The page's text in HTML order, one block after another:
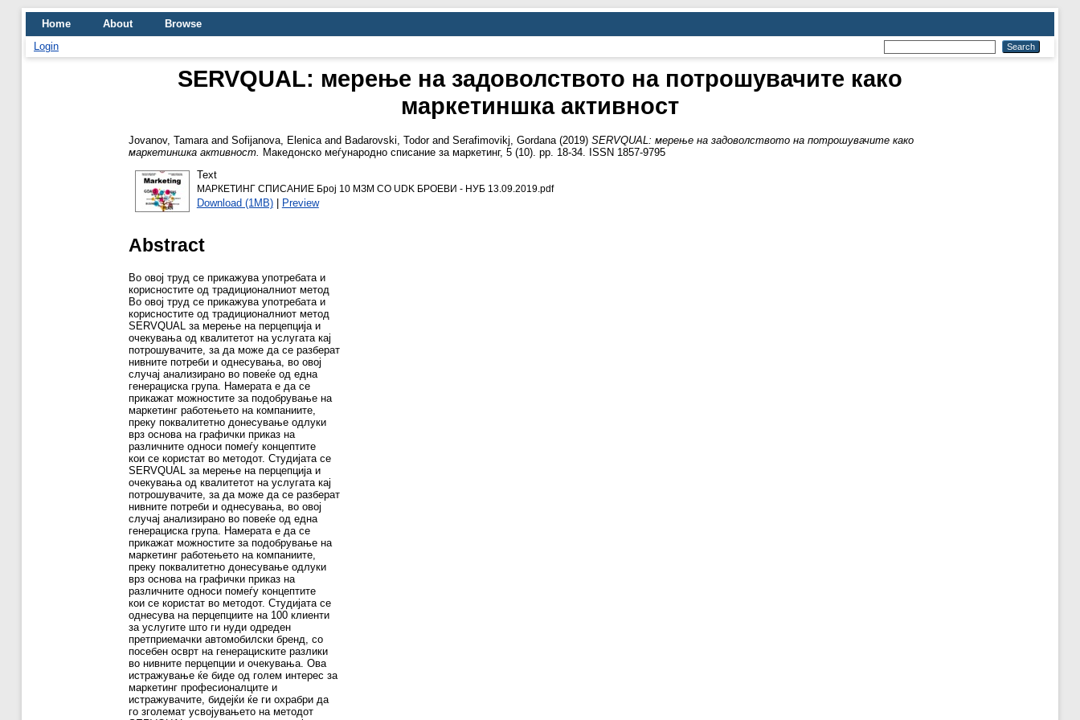
Home About
Browse
Login
SERVQUAL: мерење на задоволството на потрошувачите како
маркетиншка активност
Jovanov, Tamara and Sofijanova, Elenica and Badarovski, Todorand Serafimovikj, Gordana (2019) SERVQUAL: мерење на задоволството на потрошувачите како
маркетиншка активност.
Македонско меѓународно списание за маркетинг, 5 (10). pp. 18-34. ISSN 1857-9795
Text
МАРКЕТИНГ СПИСАНИЕ Број 10 МЗМ СО UDK БРОЕВИ - НУБ 13.09.2019.pdf
Download (1MB)| Preview
Abstract
Во овој труд се прикажува употребата и
корисностите од традиционалниот метод
Во овој труд се прикажува употребата и
корисностите од традиционалниот метод
SERVQUAL за мерење на перцепција и
очекувања од квалитетот на услугата кај
потрошувачите, за да може да се разберат
нивните потреби и однесувања, во овој
случај анализирано во повеќе од една
генерациска група. Намерата е да се
прикажат можностите за подобрување на
маркетинг работењето на компаниите,
преку поквалитетно донесување одлуки
врз основа на графички приказ на
различните односи помеѓу концептите
кои се користат во методот. Студијата се
SERVQUAL за мерење на перцепција и
очекувања од квалитетот на услугата кај
потрошувачите, за да може да се разберат
нивните потреби и однесувања, во овој
случај анализирано во повеќе од една
генерациска група. Намерата е да се
прикажат можностите за подобрување на
маркетинг работењето на компаниите,
преку поквалитетно донесување одлуки
врз основа на графички приказ на
различните односи помеѓу концептите
кои се користат во методот. Студијата се
однесува на перцепциите на 100 клиенти
за услугите што ги нуди одреден
претприемачки автомобилски бренд, со
посебен осврт на генерациските разлики
во нивните перцепции и очекувања. Ова
истражување ќе биде од голем интерес за
маркетинг професионалците и
истражувачите, бидејќи ќе ги охрабри да
го зголемат усвојувањето на методот